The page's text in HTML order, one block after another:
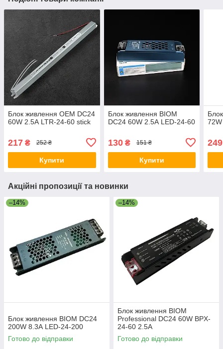
Блок живлення OEM DC24
60W 2.5А LTR-24-60 stick
217 ₴ 252 ₴
Купити
Блок живлення BIOM
DC24 60W 2.5А LED-24-60
130₴ 151 ₴
Купити
249
Акційні пропозиції та новинки
–14%
Блок живлення BIOM DC24
200W 8.3А LED-24-200
Готово до відправки
–14%
Блок живлення BIOM
Professional DC24 60W BPX-
24-60 2.5А
Готово до відправки